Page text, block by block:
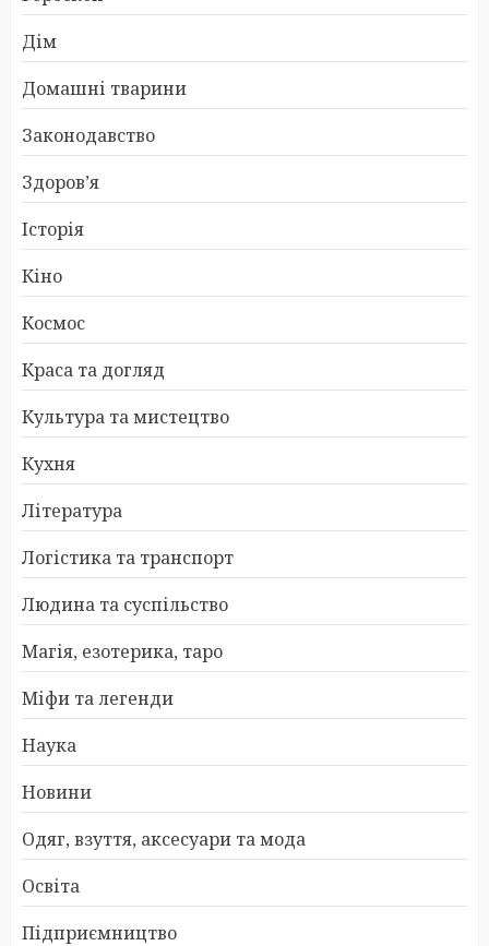
Дім
Домашні тварини
Законодавство
Здоров’я
Історія
Кіно
Космос
Краса та догляд
Культура та мистецтво
Кухня
Література
Логістика та транспорт
Людина та суспільство
Магія, езотерика, таро
Міфи та легенди
Наука
Новини
Одяг, взуття, аксесуари та мода
Освіта
Підприємництво